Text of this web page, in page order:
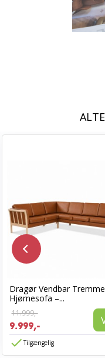
Dragør Vendbar
Hjørnesofa –...
11.999,-
9.999,-
Tilgængelig